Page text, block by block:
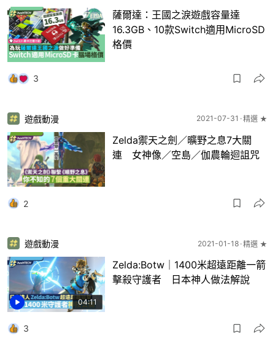
薩爾達：王國之淚遊戲容量達
16.3GB、10款Switch適用MicroSD
格價
3
遊戲動漫 2021-07-31 精選 ★
Zelda禦天之劍／曠野之息7大關
連 女神像／空島／伽農輪迴詛咒
2
04:11
遊戲動漫 2021-01-18 精選 ★
Zelda:Botw｜1400米超遠距離一箭
擊殺守護者 日本神人做法解說
3